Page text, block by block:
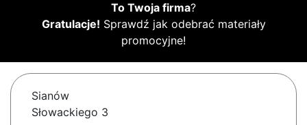
To Twoja firma?
Gratulacje! Sprawdź jak odebrać materiały
promocyjne!
Sianów
Słowackiego 3